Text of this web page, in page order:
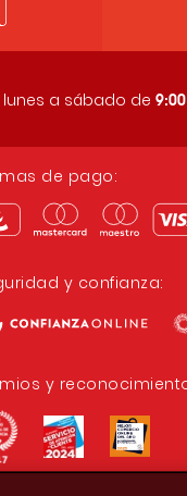
lunes a sábado de
de pago:
y confianza:
y